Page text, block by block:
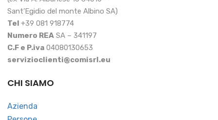
Sant’Egidio del monte Albino SA)
Tel +39 081 918774
Numero REA SA – 341197
C.F e P.iva 04080130653
servizioclienti@comisrl.eu
CHI SIAMO
Azienda